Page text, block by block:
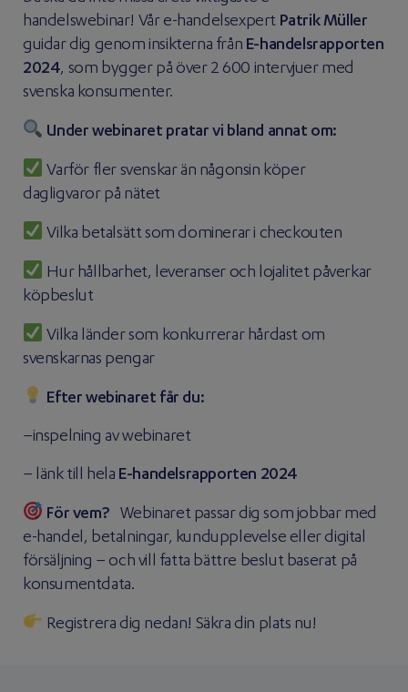
handelswebinar! Vår e-handelsexpert Patrik Müller
guidar dig genom insikterna från E-handelsrapporten
2024, som bygger på över 2 600 intervjuer med
svenska konsumenter.
Under webinaret pratar vi bland annat om:
Varför fler svenskar än någonsin köper
dagligvaror på nätet
Vilka betalsätt som dominerar i checkouten
Hur hållbarhet, leveranser och lojalitet påverkar
köpbeslut
Vilka länder som konkurrerar hårdast om
svenskarnas pengar
Efter webinaret får du:
–inspelning av webinaret
– länk till hela E-handelsrapporten 2024
För vem? Webinaret passar dig som jobbar med
e-handel, betalningar, kundupplevelse eller digital
försäljning – och vill fatta bättre beslut baserat på
konsumentdata.
Registrera dig nedan! Säkra din plats nu!